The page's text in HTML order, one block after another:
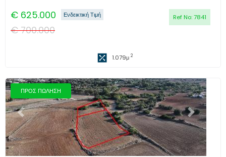
€ 625.000 Ref No:7841
Ενδεικτική Τιμή
€700.000
1.079μ 2
ΠΡΟΣ ΠΩΛΗΣΗ
Προηγούμενο Επόμενο